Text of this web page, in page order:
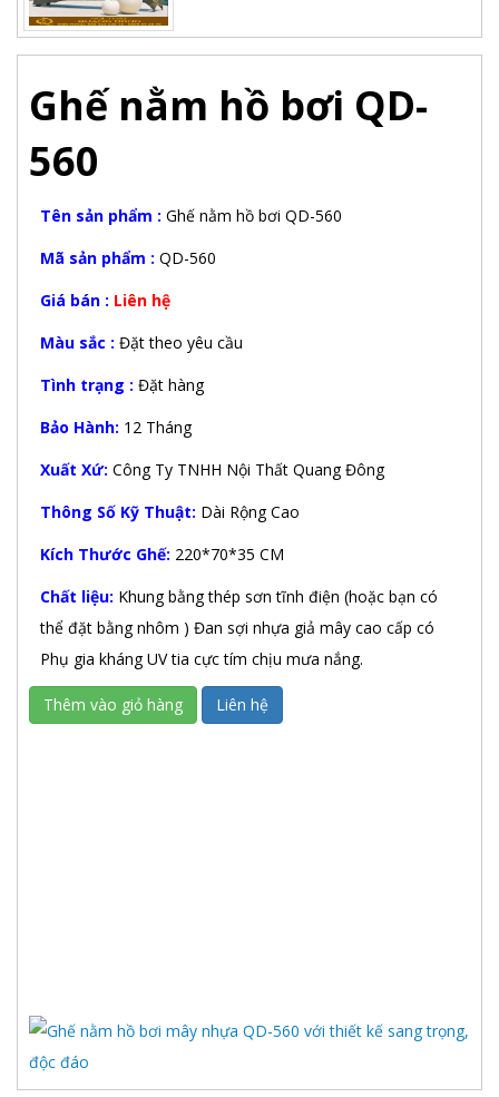
Ghế nằm hồ bơi QD-
560
Tên sản phẩm : Ghế nằm hồ bơi QD-560
Mã sản phẩm : QD-560
Giá bán : Liên hệ
Màu sắc : Đặt theo yêu cầu
Tình trạng : Đặt hàng
Bảo Hành: 12 Tháng
Xuất Xứ: Công Ty TNHH Nội Thất Quang Đông
Thông Số Kỹ Thuật: Dài Rộng Cao
Kích Thước Ghế: 220*70*35 CM
Chất liệu: Khung bằng thép sơn tĩnh điện (hoặc bạn có
thể đặt bằng nhôm ) Đan sợi nhựa giả mây cao cấp có
Phụ gia kháng UV tia cực tím chịu mưa nắng.
Thêm vào giỏ hàng Liên hệ